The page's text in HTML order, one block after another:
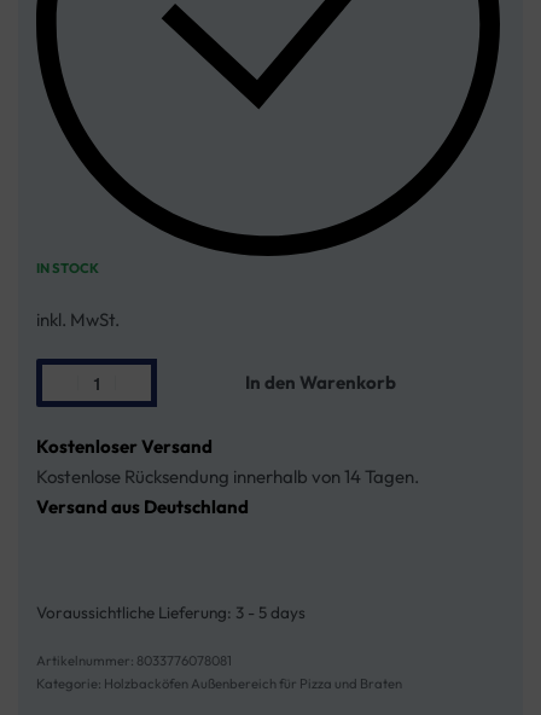
IN STOCK
inkl. MwSt.
In den Warenkorb
Kostenloser Versand
Kostenlose Rücksendung innerhalb von 14 Tagen.
Versand aus Deutschland
Voraussichtliche Lieferung: 3 - 5 days
8033776078081
Kategorie: Holzbacköfen Außenbereich für Pizza und Braten